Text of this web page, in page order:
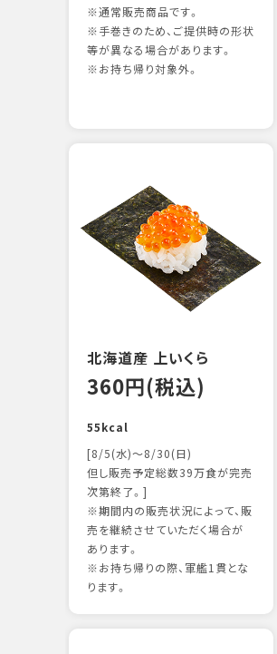
※通常販売商品です。
※手巻きのため、ご提供時の形状
等が異なる場合があります。
※お持ち帰り対象外。
北海道産 上いくら
360円(税込)
55kcal
[8/5(水)～8/30(日)
但し販売予定総数39万食が完売
次第終了。]
※期間内の販売状況によって、販
売を継続させていただく場合が
あります。
※お持ち帰りの際、軍艦1貫とな
ります。